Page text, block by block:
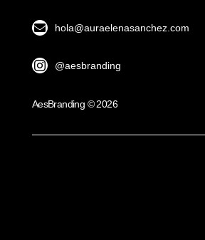
 hola@auraelenasanchez.com
 @aesbranding
AesBranding © 2026